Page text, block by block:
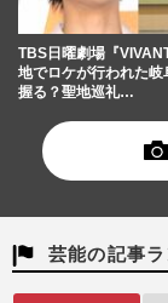
TBS日曜劇場『
地でロケが行われた岐
握る？聖地巡礼…
芸能の記事